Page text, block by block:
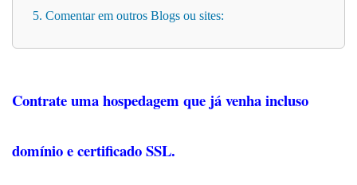
5. Comentar em outros Blogs ou sites:
Contrate uma hospedagem que já venha incluso
domínio e certificado SSL.